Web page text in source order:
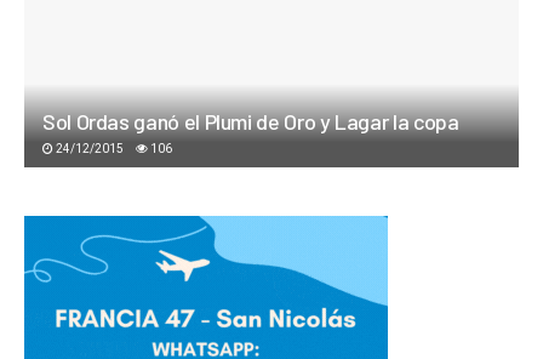
Sol Ordas ganó el Plumi de Oro y Lagar la copa
24/12/2015 106